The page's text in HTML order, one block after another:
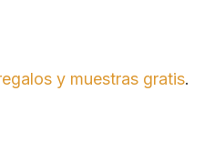
y muestras gratis.